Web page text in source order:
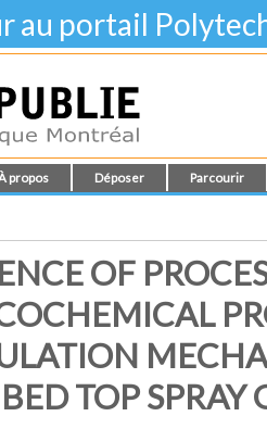
au portail
propos Déposer Parcourir
OF
TOP SPRAY